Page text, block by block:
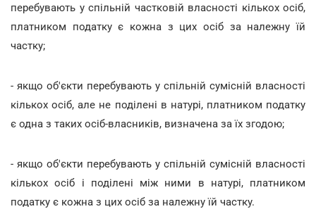
перебувають у спільній частковій власності кількох осіб,
платником податку є кожна з цих осіб за належну їй
частку;
- якщо об'єкти перебувають у спільній сумісній власності
кількох осіб, але не поділені в натурі, платником податку
є одна з таких осіб-власників, визначена за їх згодою;
- якщо об'єкти перебувають у спільній сумісній власності
кількох осіб і поділені між ними в натурі, платником
податку є кожна з цих осіб за належну їй частку.